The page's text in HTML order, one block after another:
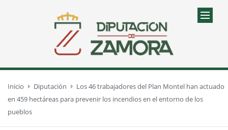
Inicio Diputación
Los 46 trabajadores del Plan Montel han actuado
en 459 hectáreas para prevenir los incendios en el entorno de los
pueblos